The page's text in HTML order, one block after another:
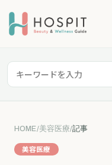
HOME/美容医療/記事
美容医療